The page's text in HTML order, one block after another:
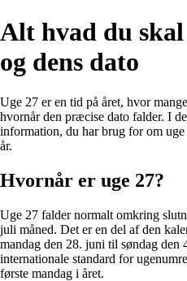
Alt hvad du skal
og dens dato
Uge 27 er en tid på året, hvor
hvornår den præcise dato falder. I
information, du har brug for om
år.
Hvornår er uge 27?
Uge 27 falder normalt omkring
juli måned. Det er en del af den
mandag den 28. juni til søndag den
internationale standard for
første mandag i året.